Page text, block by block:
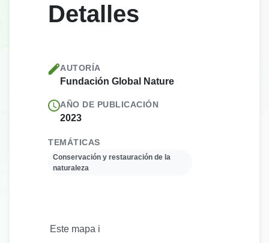
Detalles
AUTORÍA
Fundación Global Nature
AÑO DE PUBLICACIÓN
2023
TEMÁTICAS
Conservación y restauración de la
naturaleza
Este mapa interactivo de la Fundación Global